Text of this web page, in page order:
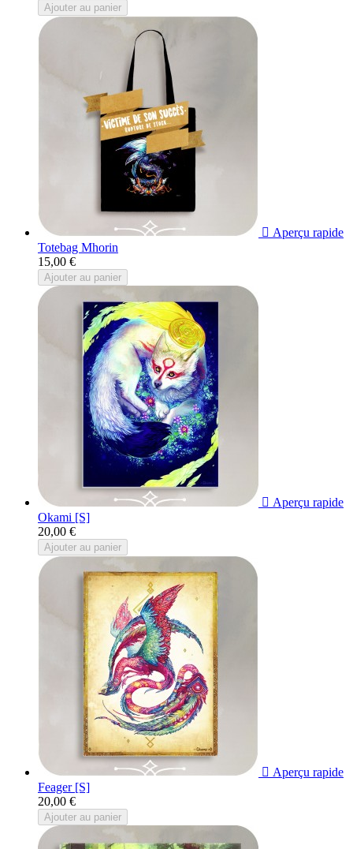
Ajouter au panier
 Aperçu rapide
Totebag Mhorin
15,00 €
Ajouter au panier
 Aperçu rapide
Okami [S]
20,00 €
Ajouter au panier
 Aperçu rapide
Feager [S]
20,00 €
Ajouter au panier